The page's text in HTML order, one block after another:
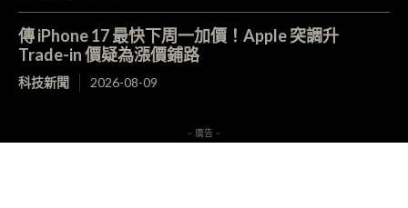
傳 iPhone 17 最快下周一加價！Apple 突調升
Trade-in 價疑為漲價鋪路
科技新聞 2026-08-09
- 廣告 -